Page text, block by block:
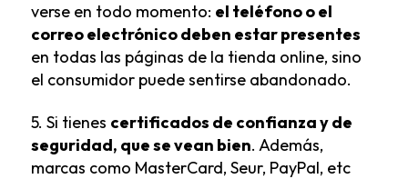
verse en todo momento: el teléfono o el
correo electrónico deben estar presentes
en todas las páginas de la tienda online, sino
el consumidor puede sentirse abandonado.
5. Si tienes certificados de confianza y de
seguridad, que se vean bien. Además,
marcas como MasterCard, Seur, PayPal, etc